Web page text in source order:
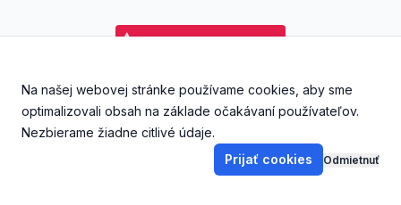
FacebookInstagramYouTubeAplikácia DoKostola -
Aplikácia
Na našej webovej stránke používame cookies, aby sme
optimalizovali obsah na základe očakávaní používateľov.
Nezbierame žiadne citlivé údaje.
Prijať cookies
Odmietnuť